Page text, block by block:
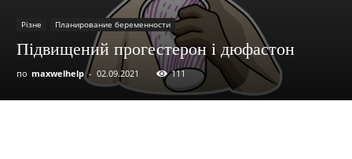
Різне Планирование беременности
Підвищений прогестерон і дюфастон
по maxwelhelp - 02.09.2021 111